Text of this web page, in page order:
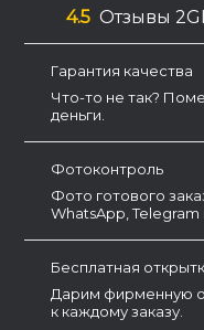
4.5 Отзывы
Гарантия качества
Что-то не так?
деньги.
Фотоконтроль
Фото готового
WhatsApp,
Бесплатная
Дарим фирменную
к каждому заказу.